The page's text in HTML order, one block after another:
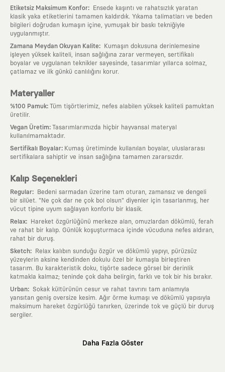
Etiketsiz Maksimum Konfor:
Ensede kaşıntı ve rahatsızlık yaratan
klasik yaka etiketlerini tamamen kaldırdık. Yıkama talimatları ve beden
bilgileri doğrudan kumaşın içine, yumuşak bir baskı tekniğiyle
uygulanmıştır.
Zamana Meydan Okuyan Kalite:
Kumaşın dokusuna derinlemesine
işleyen yüksek kaliteli, insan sağlığına zarar vermeyen, sertifikalı
boyalar ve uygulanan teknikler sayesinde, tasarımlar yıllarca solmaz,
çatlamaz ve ilk günkü canlılığını korur.
Materyaller
%100 Pamuk: Tüm tişörtlerimiz, nefes alabilen yüksek kaliteli pamuktan
üretilir.
Vegan Üretim: Tasarımlarımızda hiçbir hayvansal materyal
kullanılmamaktadır.
Sertifikalı Boyalar: Kumaş üretiminde kullanılan boyalar, uluslararası
sertifikalara sahiptir ve insan sağlığına tamamen zararsızdır.
Kalıp Seçenekleri
Regular:
Bedeni sarmadan üzerine tam oturan, zamansız ve dengeli
bir silüet. "Ne çok dar ne çok bol olsun" diyenler için tasarlanmış, her
vücut tipine uyum sağlayan konforlu bir klasik.
Relax:
Hareket özgürlüğünü merkeze alan, omuzlardan dökümlü, ferah
ve rahat bir kalıp. Günlük koşuşturmaca içinde vücuduna nefes aldıran,
rahat bir duruş.
Sketch:
Relax kalıbın sunduğu özgür ve dökümlü yapıyı, pürüzsüz
yüzeylerin aksine kendinden dokulu özel bir kumaşla birleştiren
tasarım. Bu karakteristik doku, tişörte sadece görsel bir derinlik
katmakla kalmaz; teninde çok daha belirgin, farklı ve tok bir his bırakır.
Urban: Sokak kültürünün cesur ve rahat tavrını tam anlamıyla
yansıtan geniş oversize kesim. Ağır örme kumaşı ve dökümlü yapısıyla
maksimum hareket özgürlüğü tanırken, üzerinde tok ve güçlü bir duruş
sergiler.
Daha Fazla Göster